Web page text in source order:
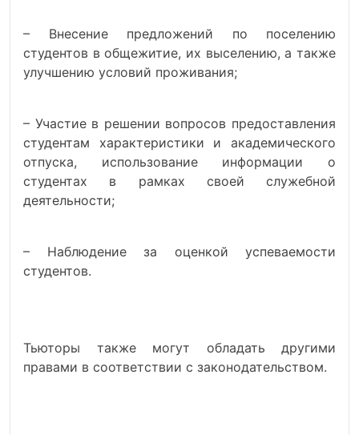
– Внесение предложений по поселению
студентов в общежитие, их выселению, а также
улучшению условий проживания;
– Участие в решении вопросов предоставления
студентам характеристики и академического
отпуска, использование информации о
студентах в рамках своей служебной
деятельности;
– Наблюдение за оценкой успеваемости
студентов.
Тьюторы также могут обладать другими
правами в соответствии с законодательством.